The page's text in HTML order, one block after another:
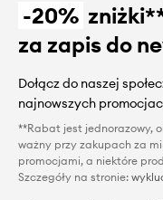
-20%
za zapis do
Dołącz do naszej
najnowszych
**Rabat jest jednorazowy,
ważny przy zakupach za
promocjami, a niektóre
Szczegóły na stronie: